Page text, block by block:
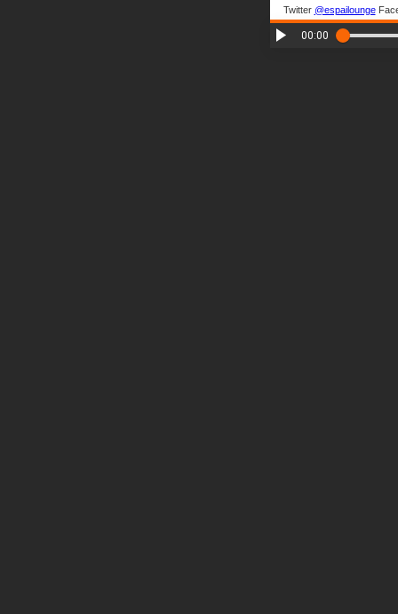
Twitter @espailounge
00:00